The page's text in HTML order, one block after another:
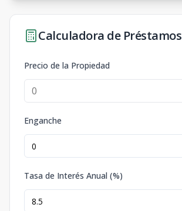
Calculadora de Préstamos
Precio de la Propiedad
Enganche
Tasa de Interés Anual (%)